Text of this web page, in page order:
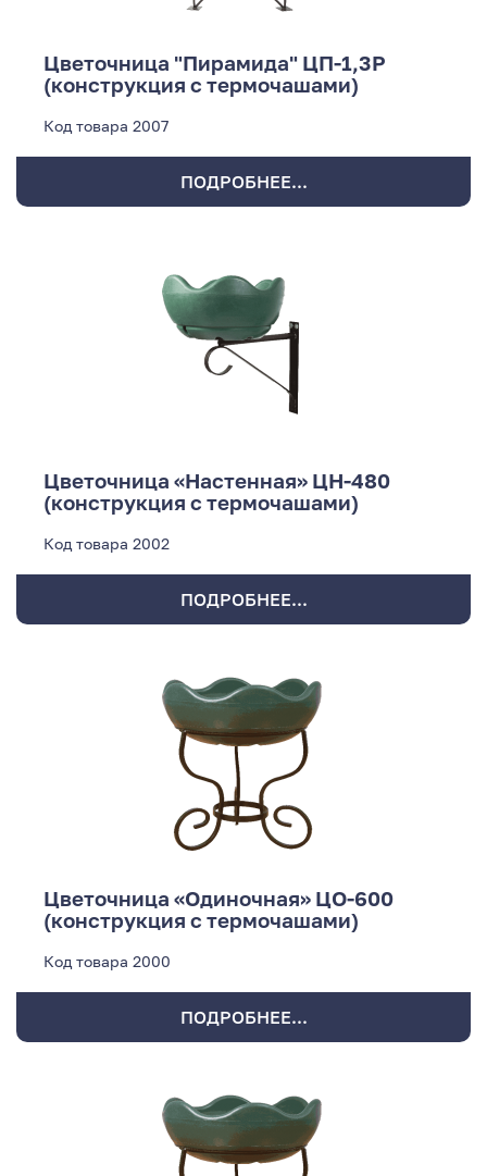
Цветочница "Пирамида" ЦП-1,3Р
(конструкция с термочашами)
Код товара 2007
ПОДРОБНЕЕ...
Цветочница «Настенная» ЦН-480
(конструкция с термочашами)
Код товара 2002
ПОДРОБНЕЕ...
Цветочница «Одиночная» ЦО-600
(конструкция с термочашами)
Код товара 2000
ПОДРОБНЕЕ...